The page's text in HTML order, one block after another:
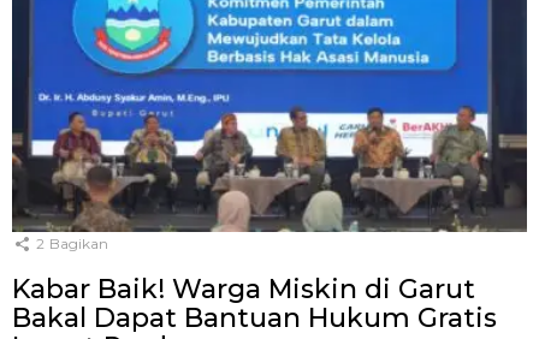
2 Bagikan
Kabar Baik! Warga Miskin di Garut
Bakal Dapat Bantuan Hukum Gratis